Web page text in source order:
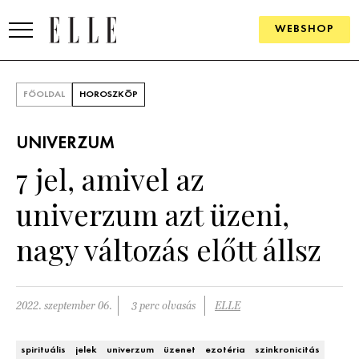
WEBSHOP
SZÉPSÉG
PSZICHÉ
ÉLETMÓD
PÁRKAPCSOLAT
FŐOLDAL HOROSZKÓP
UNIVERZUM
7 jel, amivel az
univerzum azt üzeni,
nagy változás előtt állsz
2022. szeptember 06. 3 perc olvasás ELLE
spirituális jelek univerzum üzenet ezotéria szinkronicitás